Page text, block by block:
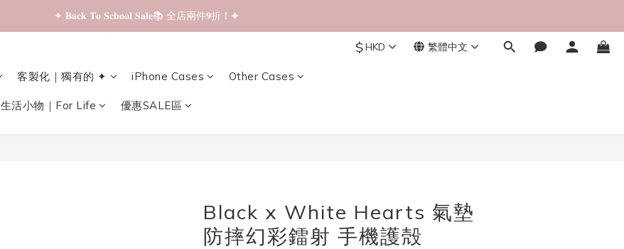
✦ 𝐁𝐚𝐜𝐤 𝐓𝐨 𝐒𝐜𝐡𝐨𝐨𝐥 𝐒𝐚𝐥𝐞📚 全店兩件𝟗折！✦
✦ 𝐁𝐚𝐜𝐤 𝐓𝐨 𝐒𝐜𝐡𝐨𝐨𝐥 𝐒𝐚𝐥𝐞📚 全店兩件𝟗折！✦
✦ 𝐁𝐚𝐜𝐤 𝐓𝐨 𝐒𝐜𝐡𝐨𝐨𝐥 𝐒𝐚𝐥𝐞📚 全店兩件𝟗折！✦
$HKD 繁體中文
客製化｜獨有的 ✦ iPhone Cases Other Cases
生活小物｜For Life 優惠SALE區
Black x White Hearts 氣墊
防摔幻彩鐳射 手機護殻